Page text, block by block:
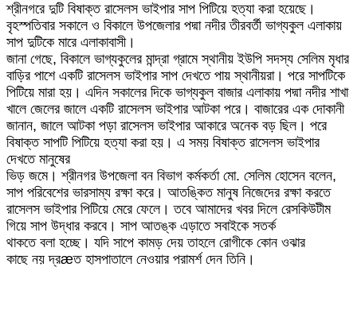
শ্রীনগরে দুটি বিষাক্ত রাসেলস ভাইপার সাপ পিটিয়ে হত্যা করা হয়েছে।
বৃহস্পতিবার সকালে ও বিকালে উপজেলার পদ্মা নদীর তীরবর্তী ভাগ্যকুল এলাকায়
সাপ দুটিকে মারে এলাকাবাসী।
জানা গেছে, বিকালে ভাগ্যকুলের মান্দ্রা গ্রামে স্থানীয় ইউপি সদস্য সেলিম মৃধার
বাড়ির পাশে একটি রাসেলস ভাইপার সাপ দেখতে পায় স্থানীয়রা। পরে সাপটিকে
পিটিয়ে মারা হয়। এদিন সকালের দিকে ভাগ্যকুল বাজার এলাকায় পদ্মা নদীর শাখা
খালে জেলের জালে একটি রাসেলস ভাইপার আটকা পরে। বাজারের এক দোকানী
জানান, জালে আটকা পড়া রাসেলস ভাইপার আকারে অনেক বড় ছিল। পরে
বিষাক্ত সাপটি পিটিয়ে হত্যা করা হয়। এ সময় বিষাক্ত রাসেলস ভাইপার
দেখতে মানুষের
ভিড় জমে। শ্রীনগর উপজেলা বন বিভাগ কর্মকর্তা মো. সেলিম হোসেন বলেন,
সাপ পরিবেশের ভারসাম্য রক্ষা করে। আতঙ্কিত মানুষ নিজেদের রক্ষা করতে
রাসেলস ভাইপার পিটিয়ে মেরে ফেলে। তবে আমাদের খবর দিলে রেসকিউটীম
গিয়ে সাপ উদ্ধার করবে। সাপ আতঙ্ক এড়াতে সবাইকে সতর্ক
থাকতে বলা হচ্ছে। যদি সাপে কামড় দেয় তাহলে রোগীকে কোন ওঝার
কাছে নয় দ্রæত হাসপাতালে নেওয়ার পরামর্শ দেন তিনি।